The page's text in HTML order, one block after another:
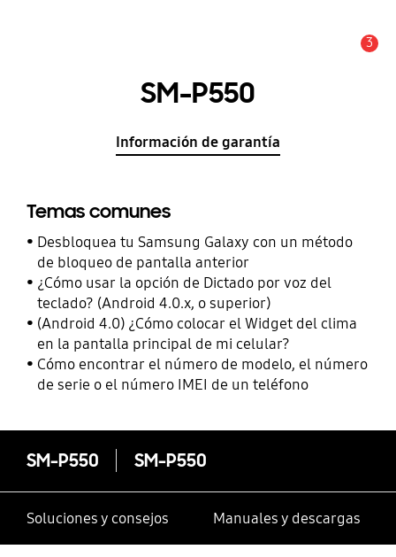
3
SM-P550
Información de garantía
Temas comunes
Desbloquea tu Samsung Galaxy con un método
de bloqueo de pantalla anterior
¿Cómo usar la opción de Dictado por voz del
teclado? (Android 4.0.x, o superior)
(Android 4.0) ¿Cómo colocar el Widget del clima
en la pantalla principal de mi celular?
Cómo encontrar el número de modelo, el número
de serie o el número IMEI de un teléfono
SM-P550 SM-P550
Soluciones y consejos Manuales y descargas